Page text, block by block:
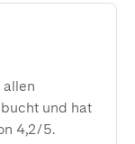
allen
und hat
4,2/5.